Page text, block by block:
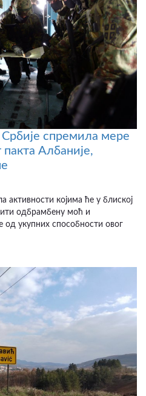
Србије спремила мере
пакта Албаније,
активности којима ће у блиској
одбрамбену моћ и
од укупних способности овог